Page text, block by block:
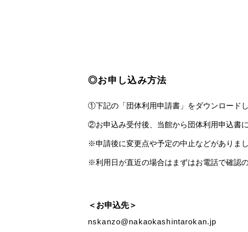
◎お申し込み方法
①下記の「団体利用申請書」をダウンロード
②お申込み受付後、当館から団体利用申込書
※申請後に変更点や予定の中止などがありま
※利用日が直近の場合はまずはお電話で確認
＜お申込先＞
nskanzo@nakaokashintarokan.jp